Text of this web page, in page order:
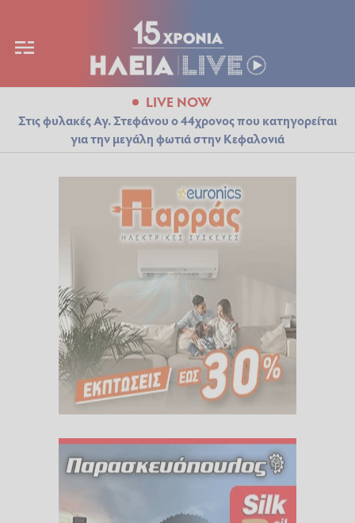
LIVE NOW
Στις φυλακές Αγ. Στεφάνου ο 44χρονος που κατηγορείται
για την μεγάλη φωτιά στην Κεφαλονιά